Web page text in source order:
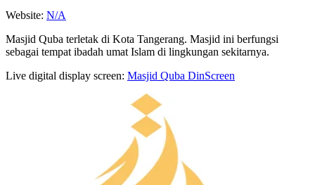
Website: N/A
Masjid Quba terletak di Kota Tangerang. Masjid ini berfungsi
sebagai tempat ibadah umat Islam di lingkungan sekitarnya.
Live digital display screen: Masjid Quba DinScreen